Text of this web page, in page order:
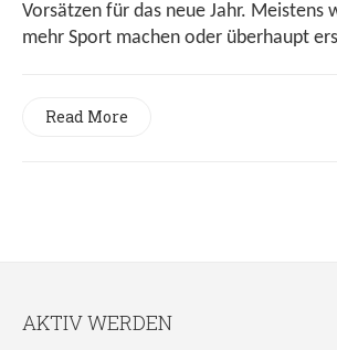
Vorsätzen für das neue Jahr. Meistens
mehr Sport machen oder überhaupt
Read More
AKTIV WERDEN